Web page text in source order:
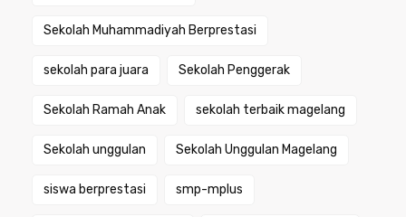
Sekolah Muhammadiyah Berprestasi
sekolah para juara Sekolah Penggerak
Sekolah Ramah Anak sekolah terbaik magelang
Sekolah unggulan Sekolah Unggulan Magelang
siswa berprestasi smp-mplus